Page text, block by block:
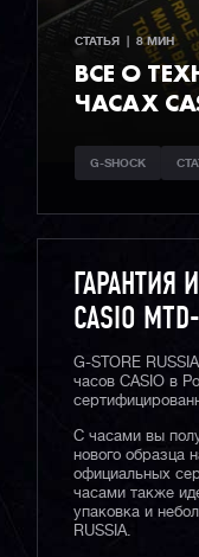
СТАТЬЯ  |  8 МИН
ВСЕ О
ЧАСАХ
G-SHOCK
ГАРАНТИЯ
CASIO
G-STORE
часов CASIO в
С часами вы
нового образца
официальных
часами также
упаковка и
RUSSIA.